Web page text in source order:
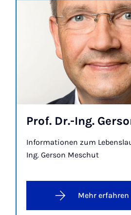
Prof. Dr.-Ing.
Informationen zum
Ing. Gerson Meschut
Mehr erfahren